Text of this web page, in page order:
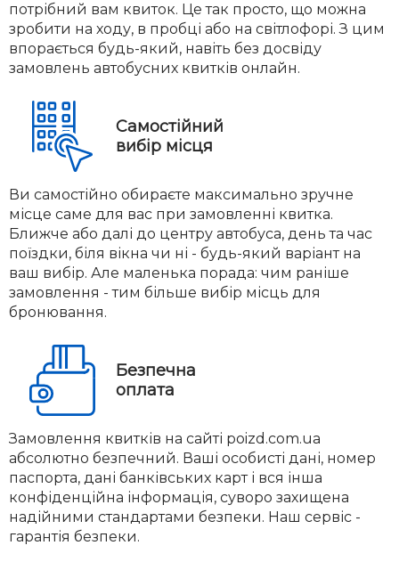
потрібний вам квиток. Це так просто, що можна
зробити на ходу, в пробці або на світлофорі. З цим
впорається будь-який, навіть без досвіду
замовлень автобусних квитків онлайн.
Самостійний
вибір місця
Ви самостійно обираєте максимально зручне
місце саме для вас при замовленні квитка.
Ближче або далі до центру автобуса, день та час
поїздки, біля вікна чи ні - будь-який варіант на
ваш вибір. Але маленька порада: чим раніше
замовлення - тим більше вибір місць для
бронювання.
Безпечна
оплата
Замовлення квитків на сайті poizd.com.ua
абсолютно безпечний. Ваші особисті дані, номер
паспорта, дані банківських карт і вся інша
конфіденційна інформація, суворо захищена
надійними стандартами безпеки. Наш сервіс -
гарантія безпеки.